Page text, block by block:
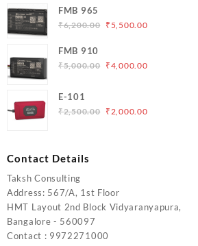
₹5,000.00.
FMB 965
₹6,200.00 Original
₹6,200.00.
₹ 5,500.00Current
₹5,500.00.
FMB 910
₹5,000.00 Original
₹5,000.00.
₹4,000.00Current
E-101
₹2,500.00 Original
₹2,000.00Current
Contact Details
Taksh Consulting
Address: 567/A, 1st Floor
HMT Layout 2nd Block Vidyaranyapura,
Bangalore - 560097
Contact : 9972271000